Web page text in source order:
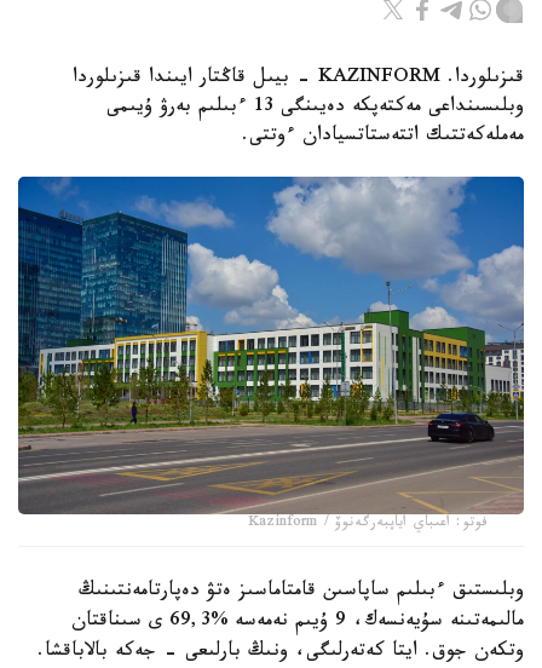
قىزىلوردا. KAZINFORM - بيىل قاڭتار ايىندا قىزىلوردا
وبلىسىنداعى مەكتەپكە دەيىنگى 13 ءبىلىم بەرۋ ۇيىمى
مەملەكەتتىك اتتەستاتسيادان ءوتتى.
فوتو: اعىباي اياپبەرگەنوۆ / Kazinform
وبلىستىق ءبىلىم ساپاسىن قامتاماسىز ەتۋ دەپارتامەنتىنىڭ
مالىمەتىنە سۇيەنسەك، 9 ۇيىم نەمەسە %69,3 ى سىناقتان
وتكەن جوق. ايتا كەتەرلىگى، ونىڭ بارلىعى - جەكە بالاباقشا.